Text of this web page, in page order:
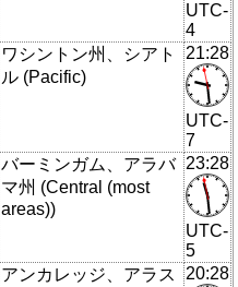
UTC-
4
ワシントン州、シアト
ル (Pacific)
21:28
UTC-
7
バーミンガム、アラバ
マ州 (Central (most
areas))
23:28
UTC-
5
アンカレッジ、アラス
20:28